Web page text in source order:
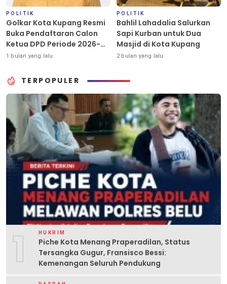
POLITIK
Golkar Kota Kupang Resmi
Buka Pendaftaran Calon
Ketua DPD Periode 2026-
2031
1 bulan yang lalu
POLITIK
Bahlil Lahadalia Salurkan
Sapi Kurban untuk Dua
Masjid di Kota Kupang
2 bulan yang lalu
TERPOPULER
1 HUKRIM
Piche Kota Menang Praperadilan, Status
Tersangka Gugur, Fransisco Bessi:
Kemenangan Seluruh Pendukung